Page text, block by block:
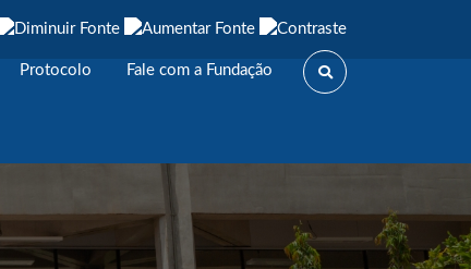
Protocolo Fale com a Fundação